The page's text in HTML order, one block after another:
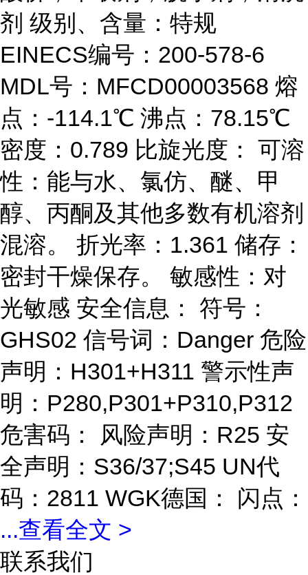
剂 级别、含量：特规
EINECS编号：200-578-6
MDL号：MFCD00003568 熔
点：-114.1℃ 沸点：78.15℃
密度：0.789 比旋光度： 可溶
性：能与水、氯仿、醚、甲
醇、丙酮及其他多数有机溶剂
混溶。 折光率：1.361 储存：
密封干燥保存。 敏感性：对
光敏感 安全信息： 符号：
GHS02 信号词：Danger 危险
声明：H301+H311 警示性声
明：P280,P301+P310,P312
危害码： 风险声明：R25 安
全声明：S36/37;S45 UN代
码：2811 WGK德国： 闪点：
...查看全文 >
联系我们